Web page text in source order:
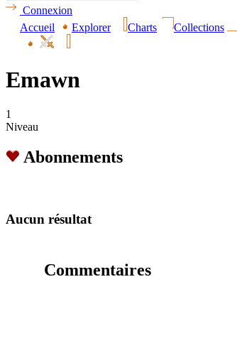
Connexion
Accueil
Explorer Charts Collections
Emawn
1
Niveau
Abonnements
Aucun résultat
Commentaires